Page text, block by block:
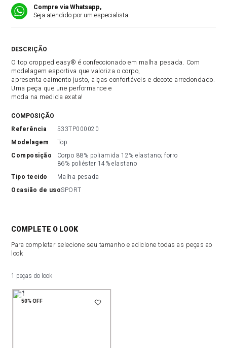
Compre via Whatsapp,
Seja atendido por um especialista
O top cropped easy® é confeccionado em malha pesada. Com
modelagem esportiva que valoriza o corpo,
apresenta caimento justo, alças confortáveis e decote arredondado.
Uma peça que une performance e
moda na medida exata!
COMPOSIÇÃO
referência
533TP000020
modelagem
Top
composição
Corpo 88% poliamida 12% elastano; forro
86% poliéster 14% elastano
tipo tecido
Malha pesada
ocasião de usoSPORT
COMPLETE O LOOK
Para completar selecione seu tamanho e adicione todas as peças ao
look
1 peças do look
50%OFF